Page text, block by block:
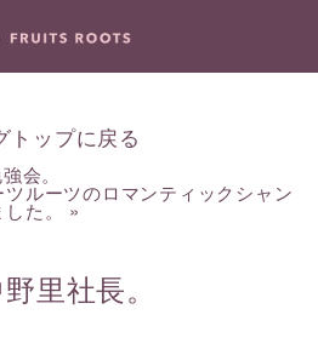
トップに戻る
会。
ツルーツのロマンティックシャン
た。 »
里社長。